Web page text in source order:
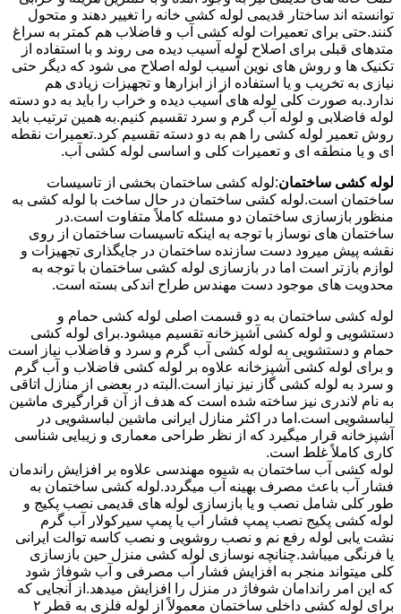
توانسته اند ساختار قدیمی لوله کشی خانه را تغییر دهند و متحول
کنند.حتی برای تعمیرات لوله کشی آب و فاضلاب هم کمتر به سراغ
متدهای قبلی برای اصلاح لوله آسیب دیده می روند و با استفاده از
تکنیک ها و روش های نوین آسیب لوله اصلاح می شود که دیگر حتی
نیازی به تخریب و یا استفاده از از ابزارها و تجهیزات زیادی هم
ندارد.به صورت کلی لوله های آسیب دیده و خراب را باید به دو دسته
لوله فاضلابی و لوله آب گرم و سرد تقسیم کنیم.به همین ترتیب باید
روش تعمیر لوله کشی را هم به دو دسته تقسیم کرد.تعمیرات نقطه
ای و یا منطقه ای و تعمیرات کلی و اساسی لوله کشی آب.
لوله کشی ساختمان:لوله کشی ساختمان بخشی از تاسیسات
ساختمان است.لوله کشی ساختمان در حال ساخت با لوله کشی به
منظور بازسازی ساختمان دو مسئله کاملاً متفاوت است.در
ساختمان های نوساز با توجه به اینکه تاسیسات ساختمان از روی
نقشه پیش میرود دست سازنده ساختمان در جایگذاری تجهیزات و
لوازم بازتر است اما در بازسازی لوله کشی ساختمان با توجه به
محدویت های موجود دست مهندس طراح اندکی بسته است.
لوله کشی ساختمان به دو قسمت اصلی لوله کشی حمام و
دستشویی و لوله کشی آشپزخانه تقسیم میشود.برای لوله کشی
حمام و دستشویی به لوله کشی آب گرم و سرد و فاضلاب نیاز است
و برای لوله کشی آشپزخانه علاوه بر لوله کشی فاضلاب و آب گرم
و سرد به لوله کشی گاز نیز نیاز است.البته در بعضی از منازل اتاقی
به نام لاندری نیز ساخته شده است که هدف از آن قرارگیری ماشین
لباسشویی است.اما در اکثر منازل ایرانی ماشین لباسشویی در
آشپزخانه قرار میگیرد که از نظر طراحی معماری و زیبایی شناسی
کاری کاملاً غلط است.
لوله کشی آب ساختمان به شیوه مهندسی علاوه بر افزایش راندمان
فشار آب باعث مصرف بهینه آب میگردد.لوله کشی ساختمان به
طور کلی شامل نصب و یا بازسازی لوله های قدیمی نصب پکیج و
لوله کشی پکیج نصب پمپ فشار آب یا پمپ سیرکولار آب گرم
نشت یابی لوله رفع نم و نصب روشویی و نصب کاسه توالت ایرانی
یا فرنگی میباشد.چنانچه نوسازی لوله کشی منزل حین بازسازی
کلی میتواند منجر به افزایش فشار آب مصرفی و آب شوفاژ شود
که این امر راندامان شوفاژ در منزل را افزایش میدهد.از آنجایی که
برای لوله کشی داخلی ساختمان معمولاً از لوله فلزی به قطر ۲